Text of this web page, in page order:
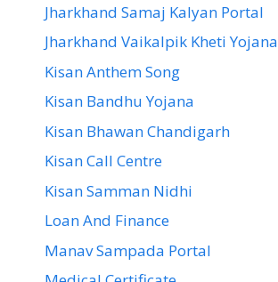
Jharkhand Samaj Kalyan Portal
Jharkhand Vaikalpik Kheti Yojana
Kisan Anthem Song
Kisan Bandhu Yojana
Kisan Bhawan Chandigarh
Kisan Call Centre
Kisan Samman Nidhi
Loan And Finance
Manav Sampada Portal